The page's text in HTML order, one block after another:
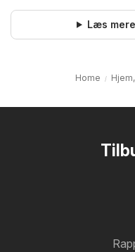
Læs
Home